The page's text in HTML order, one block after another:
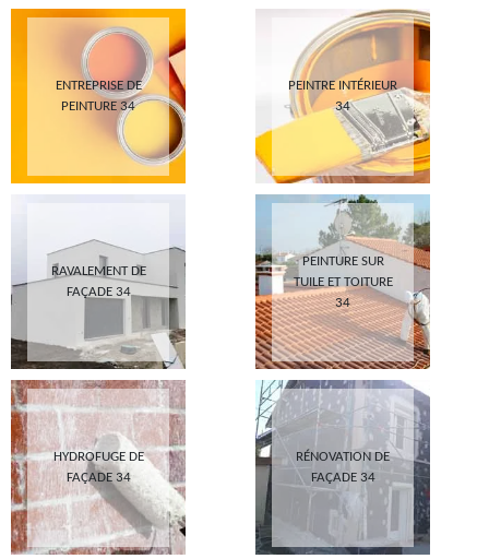
ENTREPRISE DE
PEINTURE 34
PEINTRE INTÉRIEUR
34
RAVALEMENT DE
FAÇADE 34
PEINTURE SUR
TUILE ET TOITURE
34
HYDROFUGE DE
FAÇADE 34
RÉNOVATION DE
FAÇADE 34